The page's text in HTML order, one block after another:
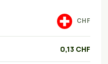
CHF
0,13 CHF